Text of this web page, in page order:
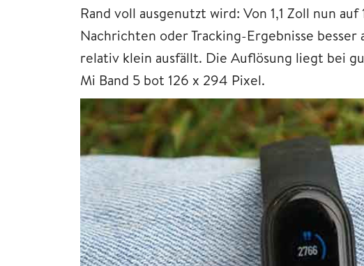
Rand voll ausgenutzt wird: Von 1,1 Zoll nun
Nachrichten oder Tracking-Ergebnisse
relativ klein ausfällt. Die Auflösung liegt bei
Mi Band 5 bot 126 x 294 Pixel.